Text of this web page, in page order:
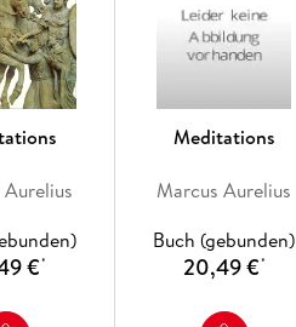
€*
Meditations
Marcus Aurelius
Buch (gebunden)
20,49 €*